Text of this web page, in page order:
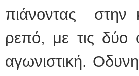
πιάνοντας
ρεπό, με τις δύο
αγωνιστική.